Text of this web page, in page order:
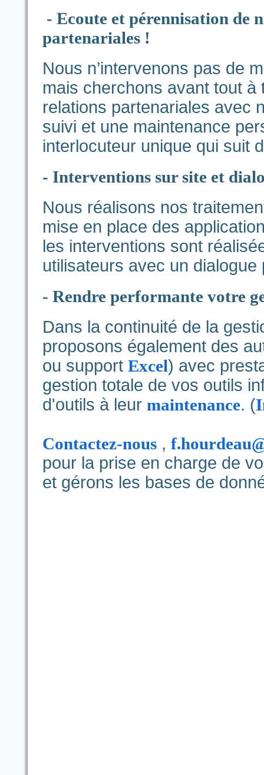
- Ecoute et pérennisation de
partenariales !
Nous n’intervenons pas de
mais cherchons avant tout à
relations partenariales avec
suivi et une maintenance
interlocuteur unique qui suit
- Interventions sur site et
Nous réalisons nos
mise en place des
les interventions sont
utilisateurs avec un dialogue
- Rendre performante votre
Dans la continuité de la
proposons également des
ou support Excel) avec
gestion totale de vos outils
d'outils à leur maintenance. (
Contactez-nous ,
pour la prise en charge de
et gérons les bases de